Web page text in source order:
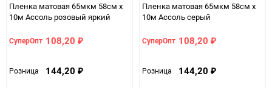
Пленка матовая 65мкм 58см х
10м Ассоль розовый яркий
СуперОпт 108,20 ₽
Розница 144,20 ₽
Пленка матовая 65мкм 58см х
10м Ассоль серый
СуперОпт 108,20 ₽
Розница 144,20 ₽